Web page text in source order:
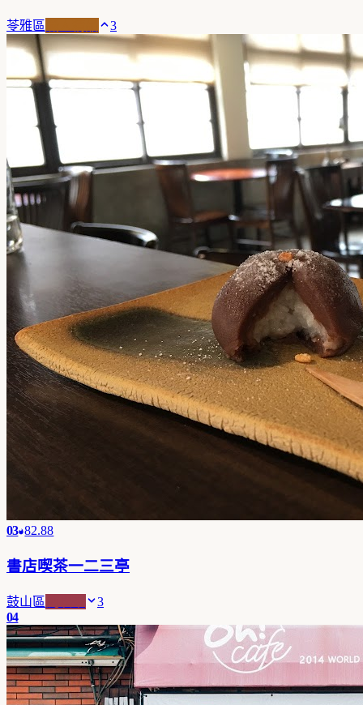
苓雅區 3
03 82.88
書店喫茶一二三亭
鼓山區
3
04